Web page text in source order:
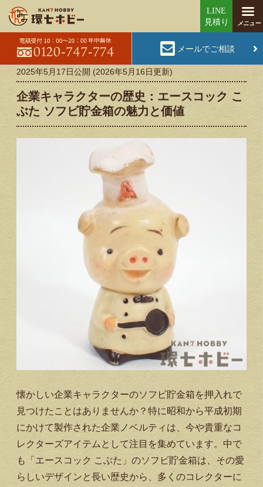
メールでご相談
2025年5月17日公開 (2026年5月16日更新)
企業キャラクターの歴史：エースコック こ
ぶた ソフビ貯金箱の魅力と価値
懐かしい企業キャラクターのソフビ貯金箱を押入れで
見つけたことはありませんか？特に昭和から平成初期
にかけて製作された企業ノベルティは、今や貴重なコ
レクターズアイテムとして注目を集めています。中で
も「エースコック こぶた」のソフビ貯金箱は、その愛
らしいデザインと長い歴史から、多くのコレクターに